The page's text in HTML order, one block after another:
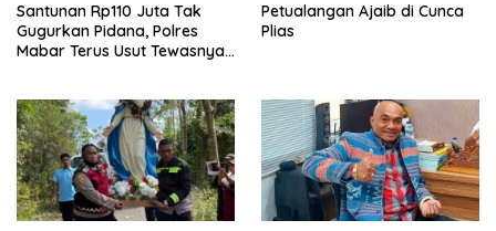
Santunan Rp110 Juta Tak
Gugurkan Pidana, Polres
Mabar Terus Usut Tewasnya
Petualangan Ajaib di Cunca
Plias